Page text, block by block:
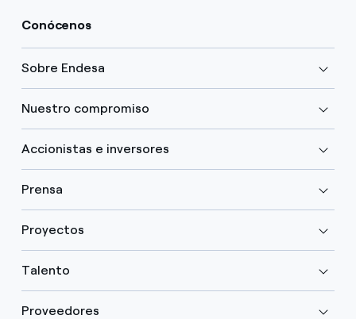
Conócenos
Sobre Endesa
Nuestro compromiso
Accionistas e inversores
Prensa
Proyectos
Talento
Proveedores